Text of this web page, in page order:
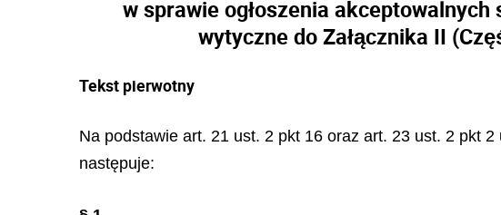
w sprawie ogłoszenia
wytyczne do Załącznika II
Tekst pierwotny
Na podstawie art. 21 ust. 2 pkt 16 oraz art. 23 ust. 2 pkt
następuje: